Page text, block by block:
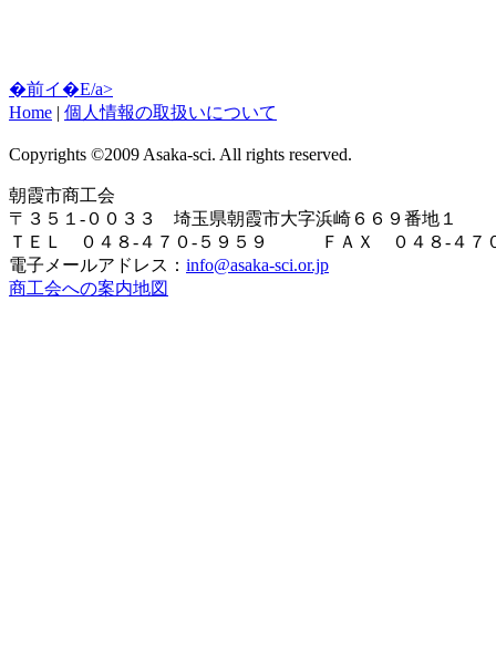
�前イ�E/a>
Home | 個人情報の取扱いについて
Copyrights ©2009 Asaka-sci. All rights reserved.
朝霞市商工会
〒３５１-００３３ 埼玉県朝霞市大字浜崎６６９番地１
ＴＥＬ ０４８-４７０-５９５９ ＦＡＸ ０４８-４７
電子メールアドレス： info@asaka-sci.or.jp
商工会への案内地図